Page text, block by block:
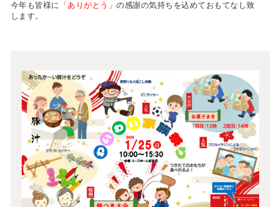
今年も皆様に 「ありがとう」の感謝の気持ちを込めておもてなし致
します。